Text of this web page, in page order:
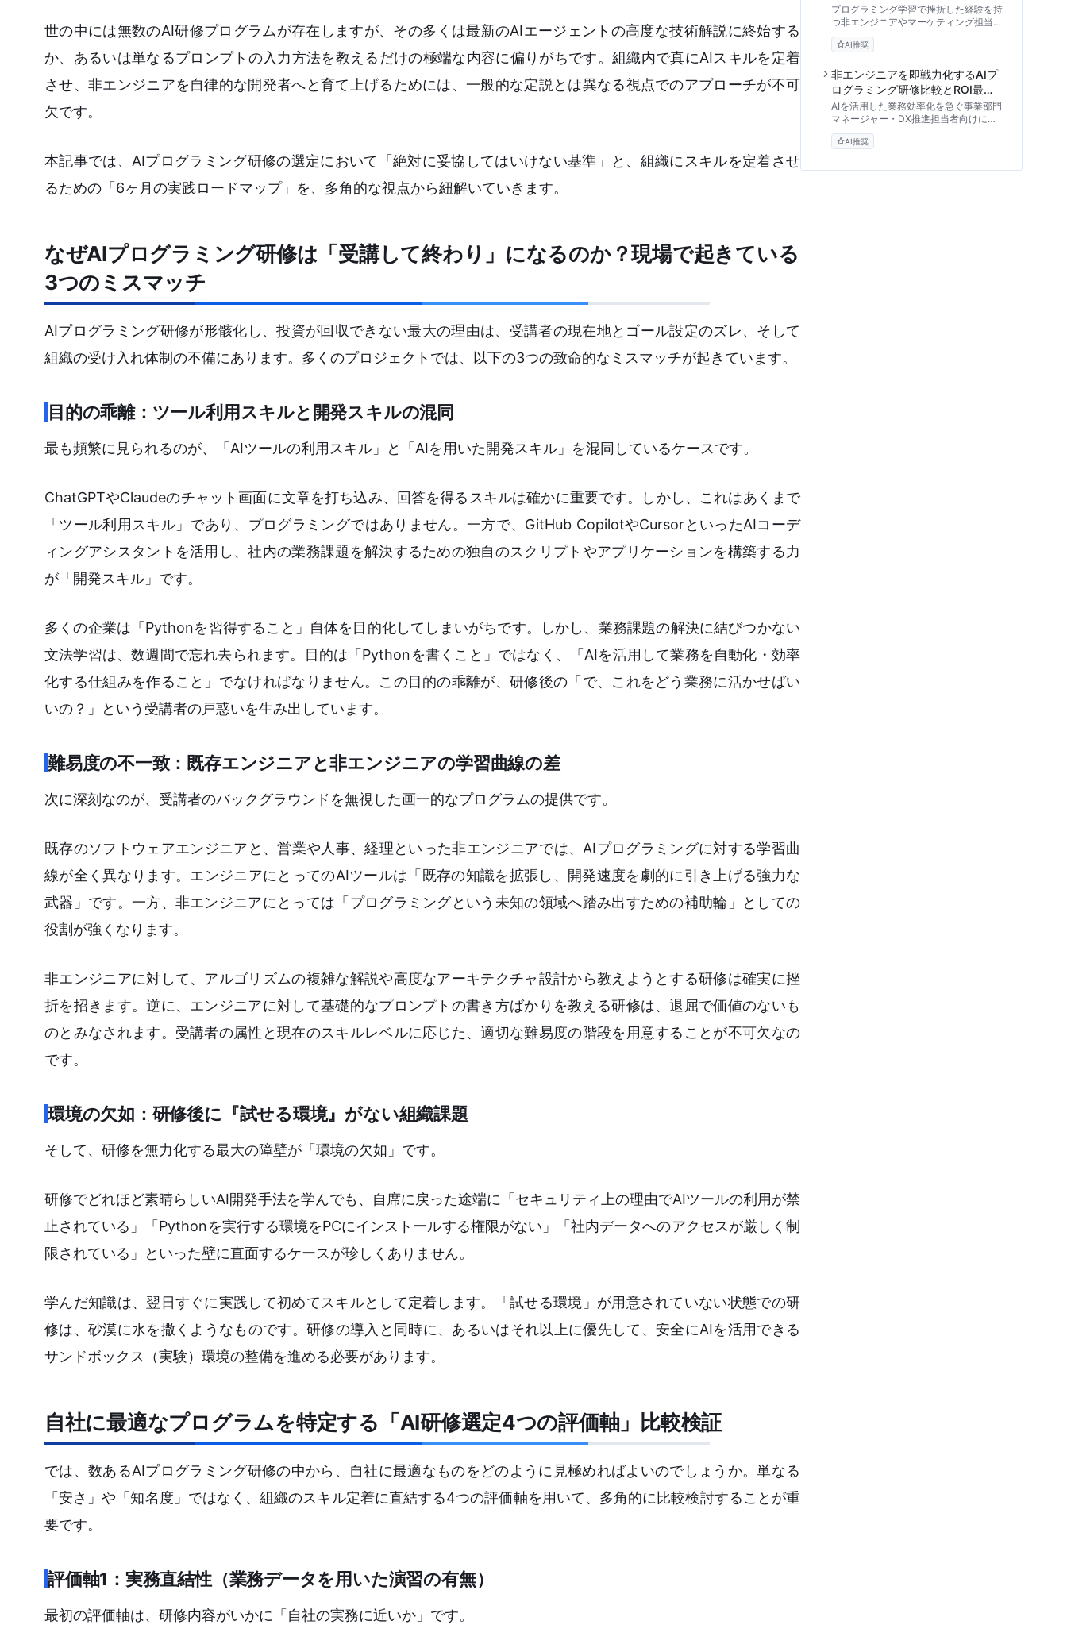
世の中には無数のAI研修プログラムが存在しますが、その多くは最新のAIエージェントの高度な技術解説に終始する
か、あるいは単なるプロンプトの入力方法を教えるだけの極端な内容に偏りがちです。組織内で真にAIスキルを定着
させ、非エンジニアを自律的な開発者へと育て上げるためには、一般的な定説とは異なる視点でのアプローチが不可
欠です。
本記事では、AIプログラミング研修の選定において「絶対に妥協してはいけない基準」と、組織にスキルを定着させ
るための「6ヶ月の実践ロードマップ」を、多角的な視点から紐解いていきます。
なぜAIプログラミング研修は「受講して終わり」になるのか？現場で起きている
3つのミスマッチ
AIプログラミング研修が形骸化し、投資が回収できない最大の理由は、受講者の現在地とゴール設定のズレ、そして
組織の受け入れ体制の不備にあります。多くのプロジェクトでは、以下の3つの致命的なミスマッチが起きています。
目的の乖離：ツール利用スキルと開発スキルの混同
最も頻繁に見られるのが、「AIツールの利用スキル」と「AIを用いた開発スキル」を混同しているケースです。
ChatGPTやClaudeのチャット画面に文章を打ち込み、回答を得るスキルは確かに重要です。しかし、これはあくまで
「ツール利用スキル」であり、プログラミングではありません。一方で、GitHub CopilotやCursorといったAIコーデ
ィングアシスタントを活用し、社内の業務課題を解決するための独自のスクリプトやアプリケーションを構築する力
が「開発スキル」です。
多くの企業は「Pythonを習得すること」自体を目的化してしまいがちです。しかし、業務課題の解決に結びつかない
文法学習は、数週間で忘れ去られます。目的は「Pythonを書くこと」ではなく、「AIを活用して業務を自動化・効率
化する仕組みを作ること」でなければなりません。この目的の乖離が、研修後の「で、これをどう業務に活かせばい
いの？」という受講者の戸惑いを生み出しています。
難易度の不一致：既存エンジニアと非エンジニアの学習曲線の差
次に深刻なのが、受講者のバックグラウンドを無視した画一的なプログラムの提供です。
既存のソフトウェアエンジニアと、営業や人事、経理といった非エンジニアでは、AIプログラミングに対する学習曲
線が全く異なります。エンジニアにとってのAIツールは「既存の知識を拡張し、開発速度を劇的に引き上げる強力な
武器」です。一方、非エンジニアにとっては「プログラミングという未知の領域へ踏み出すための補助輪」としての
役割が強くなります。
非エンジニアに対して、アルゴリズムの複雑な解説や高度なアーキテクチャ設計から教えようとする研修は確実に挫
折を招きます。逆に、エンジニアに対して基礎的なプロンプトの書き方ばかりを教える研修は、退屈で価値のないも
のとみなされます。受講者の属性と現在のスキルレベルに応じた、適切な難易度の階段を用意することが不可欠なの
です。
環境の欠如：研修後に『試せる環境』がない組織課題
そして、研修を無力化する最大の障壁が「環境の欠如」です。
研修でどれほど素晴らしいAI開発手法を学んでも、自席に戻った途端に「セキュリティ上の理由でAIツールの利用が禁
止されている」「Pythonを実行する環境をPCにインストールする権限がない」「社内データへのアクセスが厳しく制
限されている」といった壁に直面するケースが珍しくありません。
学んだ知識は、翌日すぐに実践して初めてスキルとして定着します。「試せる環境」が用意されていない状態での研
修は、砂漠に水を撒くようなものです。研修の導入と同時に、あるいはそれ以上に優先して、安全にAIを活用できる
サンドボックス（実験）環境の整備を進める必要があります。
自社に最適なプログラムを特定する「AI研修選定4つの評価軸」比較検証
では、数あるAIプログラミング研修の中から、自社に最適なものをどのように見極めればよいのでしょうか。単なる
「安さ」や「知名度」ではなく、組織のスキル定着に直結する4つの評価軸を用いて、多角的に比較検討することが重
要です。
評価軸1：実務直結性（業務データを用いた演習の有無）
最初の評価軸は、研修内容がいかに「自社の実務に近いか」です。
比較と挫折しない内製化ステップ
プログラミング学習で挫折した経験を持
つ非エンジニアやマーケティング担当者
へ。次世代エディタ「Cursor」を活用
した新しいAIプログラミング研修のアプ
ら他ツールとの比較、プログラミング内
製化に向けた具体的なステップまで、教
育的な視点で客観的に評価します。
AI推奨
非エンジニアを即戦力化するAIプ
ログラミング研修比較とROI最大
化の実践アプローチ
AIを活用した業務効率化を急ぐ事業部門
マネージャー・DX推進担当者向けに、5
つのAIプログラミング研修形式を徹底比
較。非エンジニアが自力でツールを作れ
とした評価基準とROIの考え方を解説し
AI推奨